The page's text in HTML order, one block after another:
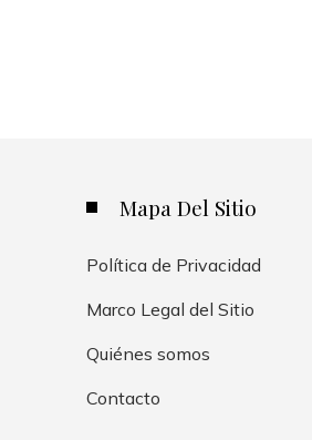
Mapa Del Sitio
Política de Privacidad
Marco Legal del Sitio
Quiénes somos
Contacto